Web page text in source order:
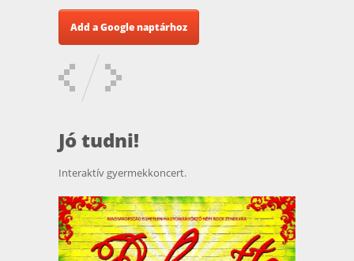
Add a Google naptárhoz
Jó tudni!
Interaktív gyermekkoncert.